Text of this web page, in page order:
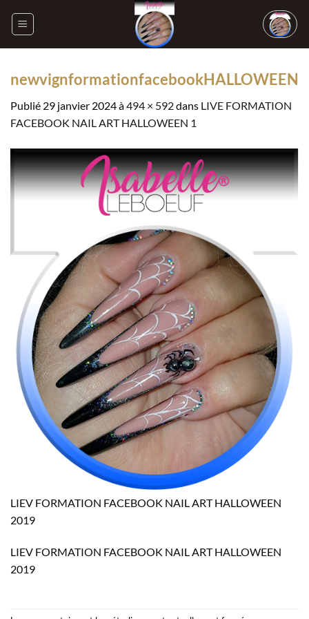
newvignformationfacebookHALLOWEEN
Publié 29 janvier 2024à494 × 592dans LIVE FORMATION
FACEBOOK NAIL ART HALLOWEEN 1
LIEV FORMATION FACEBOOK NAIL ART HALLOWEEN
2019
LIEV FORMATION FACEBOOK NAIL ART HALLOWEEN
2019